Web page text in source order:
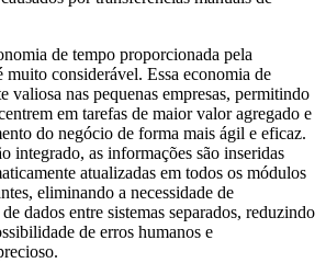
de tempo proporcionada pela
muito considerável. Essa economia de
valiosa nas pequenas empresas, permitindo
em tarefas de maior valor agregado e
do negócio de forma mais ágil e eficaz.
integrado, as informações são inseridas
atualizadas em todos os módulos
eliminando a necessidade de
dados entre sistemas separados, reduzindo
de erros humanos e